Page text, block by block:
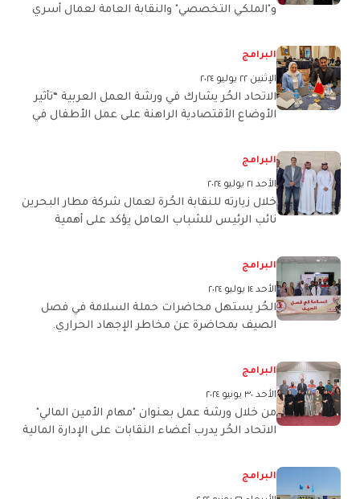
و"الملكي التخصصي" والنقابة العامة لعمال أسري
البرامج
الإثنين ٢٢ يوليو ٢٠٢٤
الاتحاد الحُر يشارك في ورشة العمل العربية “تأثير
الأوضاع الأقتصادية الراهنة على عمل الأطفال في
البرامج
الأحد ٢١ يوليو ٢٠٢٤
خلال زيارته للنقابة الحُرة لعمال شركة مطار البحرين
نائب الرئيس للشباب العامل يؤكد على أهمية
البرامج
الأحد ١٤ يوليو ٢٠٢٤
الحُر يستهل محاضرات حملة السلامة في فصل
الصيف بمحاضرة عن مخاطر الإجهاد الحراري.
البرامج
الأحد ٣٠ يونيو ٢٠٢٤
من خلال ورشة عمل بعنوان "مهام الأمين المالي"
الاتحاد الحُر يدرب أعضاء النقابات على الإدارة المالية
البرامج